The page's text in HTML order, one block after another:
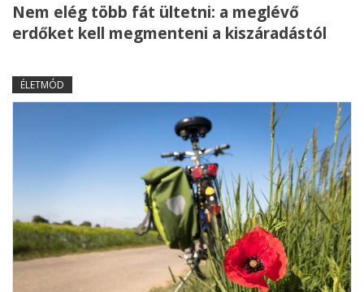
Nem elég több fát ültetni: a meglévő
erdőket kell megmenteni a kiszáradástól
ÉLETMÓD